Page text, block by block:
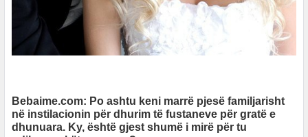
Bebaime.com: Po ashtu keni marrë pjesë familjarisht
në instilacionin për dhurim të fustaneve për gratë e
dhunuara. Ky, është gjest shumë i mirë për tu